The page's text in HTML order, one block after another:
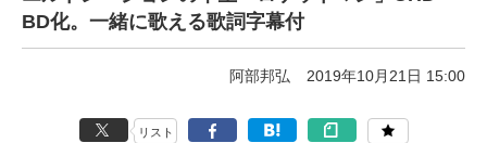
BD化。一緒に歌える歌詞字幕付
阿部邦弘 2019年10月21日 15:00
リスト